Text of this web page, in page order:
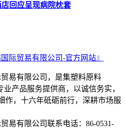
店回应呈现病院枕套
易有限公司，是集塑料原料
业产品服务提供商，以诚信务实，
作，十六年砥砺前行，深耕市场服
易有限公司联系电话：86-0531-